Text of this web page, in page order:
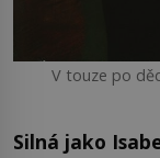
V touze po
Silná jako